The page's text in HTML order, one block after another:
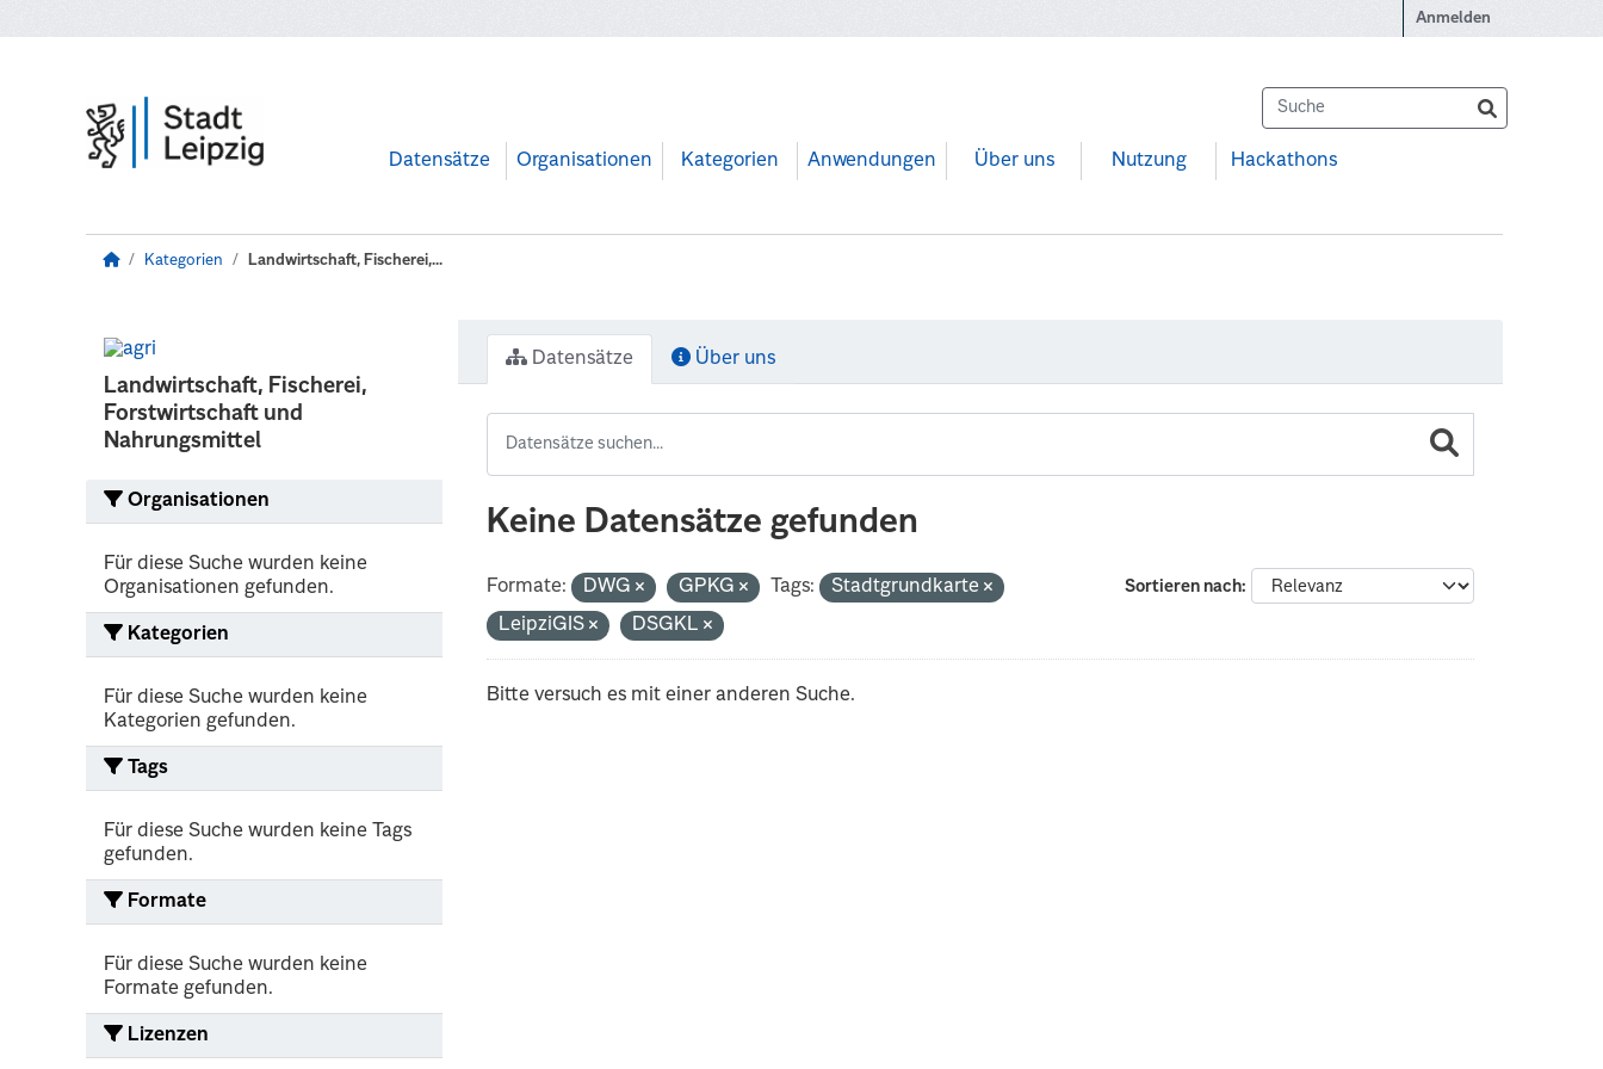
Anmelden
Datensätze Organisationen Kategorien Anwendungen Über uns Nutzung Hackathons
Kategorien Landwirtschaft, Fischerei,...
Landwirtschaft, Fischerei,
Forstwirtschaft und
Nahrungsmittel
Organisationen
Für diese Suche wurden keine
Organisationen gefunden.
Kategorien
Für diese Suche wurden keine
Kategorien gefunden.
Tags
Für diese Suche wurden keine Tags
gefunden.
Formate
Für diese Suche wurden keine
Formate gefunden.
Lizenzen
Datensätze Über uns
Keine Datensätze gefunden
Sortieren nach
Formate: DWG GPKG Tags:
Stadtgrundkarte
LeipziGIS
DSGKL
Bitte versuch es mit einer anderen Suche.